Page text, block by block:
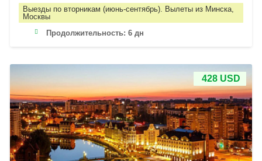
Выезды по вторникам (июнь-сентябрь). Вылеты из Минска,
Москвы
Продолжительность: 6 дн
428 USD